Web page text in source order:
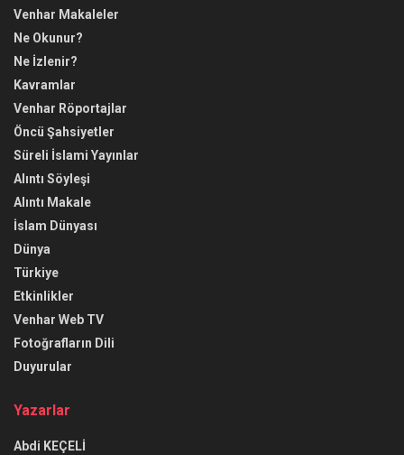
Venhar Makaleler
Ne Okunur?
Ne İzlenir?
Kavramlar
Venhar Röportajlar
Öncü Şahsiyetler
Süreli İslami Yayınlar
Alıntı Söyleşi
Alıntı Makale
İslam Dünyası
Dünya
Türkiye
Etkinlikler
Venhar Web TV
Fotoğrafların Dili
Duyurular
Yazarlar
Abdi KEÇELİ